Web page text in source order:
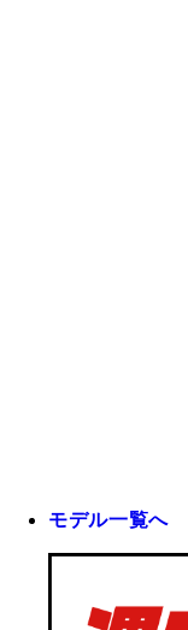
モデル一覧へ